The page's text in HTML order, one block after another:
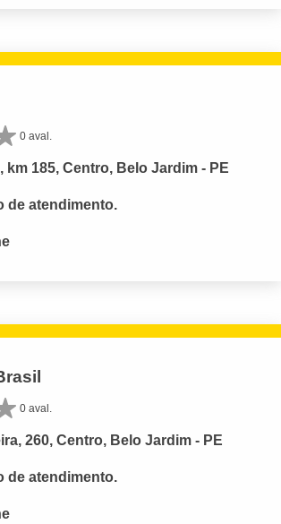
0 aval.
km 185, Centro, Belo Jardim - PE
de atendimento.
0 aval.
260, Centro, Belo Jardim - PE
de atendimento.